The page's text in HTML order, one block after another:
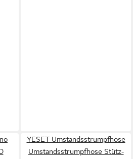
YESET Umstandsstrumpfhose
Umstandsstrumpfhose Stütz-